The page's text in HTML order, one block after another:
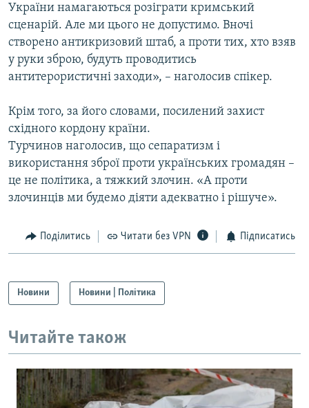
України намагаються розіграти кримський
сценарій. Але ми цього не допустимо. Вночі
створено антикризовий штаб, а проти тих, хто взяв
у руки зброю, будуть проводитись
антитерористичні заходи», – наголосив спікер.
Крім того, за його словами, посилений захист
східного кордону країни.
Турчинов наголосив, що сепаратизм і
використання зброї проти українських громадян –
це не політика, а тяжкий злочин. «А проти
злочинців ми будемо діяти адекватно і рішуче».
Поділитись Читати без VPN Підписатись
Новини Новини | Політика
Читайте також